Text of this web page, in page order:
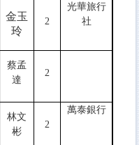
金玉
玲
2
光華旅行
社
蔡孟
達
2
林文
彬
2
萬泰銀行